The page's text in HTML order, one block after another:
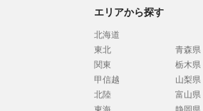
エリアから探す
北海道
東北
青森県
関東
栃木県
甲信越
山梨県
北陸
富山県
東海
静岡県